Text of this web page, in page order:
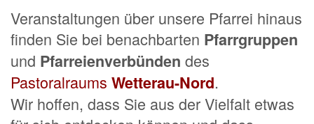
Veranstaltungen über unsere Pfarrei hinaus
finden Sie bei benachbarten Pfarrgruppen
und Pfarreienverbünden des
Pastoralraums Wetterau-Nord.
Wir hoffen, dass Sie aus der Vielfalt etwas